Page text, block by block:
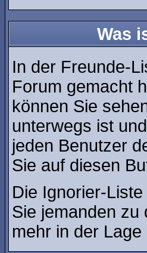
Was
In der Freunde-
Forum gemacht
können Sie
unterwegs ist
jeden Benutzer
Sie auf diesen
Die Ignorier-
Sie jemanden zu
mehr in der